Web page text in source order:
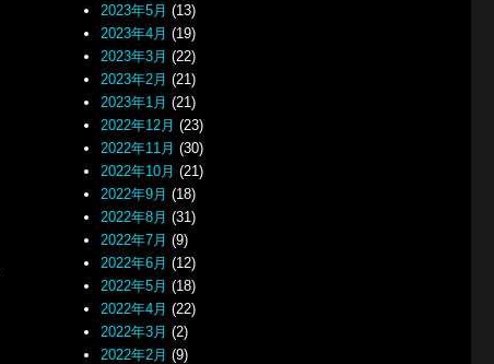
2023年5月 (13)
2023年4月 (19)
2023年3月 (22)
2023年2月 (21)
2023年1月 (21)
2022年12月 (23)
2022年11月 (30)
2022年10月 (21)
2022年9月 (18)
2022年8月 (31)
2022年7月 (9)
2022年6月 (12)
2022年5月 (18)
2022年4月 (22)
2022年3月 (2)
2022年2月 (9)